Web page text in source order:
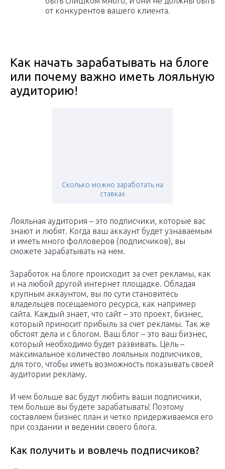
от конкурентов вашего клиента.
Как начать зарабатывать на блоге
или почему важно иметь лояльную
аудиторию!
Сколько можно заработать на
ставках
Лояльная аудитория – это подписчики, которые вас
знают и любят. Когда ваш аккаунт будет узнаваемым
и иметь много фолловеров (подписчиков), вы
сможете зарабатывать на нем.
Заработок на блоге происходит за счет рекламы, как
и на любой другой интернет площадке. Обладая
крупным аккаунтом, вы по сути становитесь
владельцев посещаемого ресурса, как например
сайта. Каждый знает, что сайт – это проект, бизнес,
который приносит прибыль за счет рекламы. Так же
обстоят дела и с блогом. Ваш блог – это ваш бизнес,
который необходимо будет развивать. Цель –
максимальное количество лояльных подписчиков,
для того, чтобы иметь возможность показывать своей
аудитории рекламу.
И чем больше вас будут любить ваши подписчики,
тем больше вы будете зарабатывать! Поэтому
составляем бизнес план и четко придерживаемся его
при создании и ведении своего блога.
Как получить и вовлечь подписчиков?